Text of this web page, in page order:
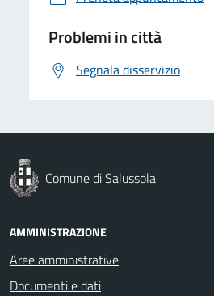
Problemi in città
Segnala disservizio
Comune di Salussola
AMMINISTRAZIONE
Aree amministrative
Documenti e dati